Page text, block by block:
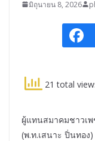
มิถุนายน 8, 2026
21 total
ผู้แทนสมาคมชาวเ
(พ.ท.เสนาะ ปิ่นทอง